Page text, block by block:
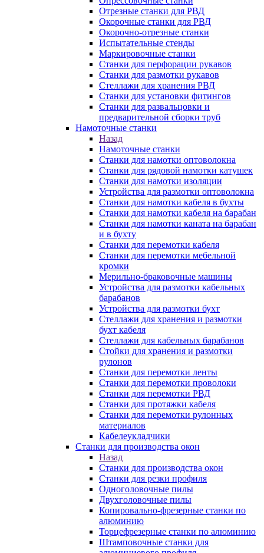
Отрезные станки для РВД
Окорочные станки для РВД
Окорочно-отрезные станки
Испытательные стенды
Маркировочные станки
Станки для перфорации рукавов
Станки для размотки рукавов
Стеллажи для хранения РВД
Станки для установки фитингов
Станки для развальцовки и
предварительной сборки труб
Намоточные станки
Назад
Намоточные станки
Станки для намотки оптоволокна
Станки для рядовой намотки катушек
Станки для намотки изоляции
Устройства для размотки оптоволокна
Станки для намотки кабеля в бухты
Станки для намотки кабеля на барабан
Станки для намотки каната на барабан
и в бухту
Станки для перемотки кабеля
Станки для перемотки мебельной
кромки
Мерильно-браковочные машины
Устройства для размотки кабельных
барабанов
Устройства для размотки бухт
Стеллажи для хранения и размотки
бухт кабеля
Стеллажи для кабельных барабанов
Стойки для хранения и размотки
рулонов
Станки для перемотки ленты
Станки для перемотки проволоки
Станки для перемотки РВД
Станки для протяжки кабеля
Станки для перемотки рулонных
материалов
Кабелеукладчики
Станки для производства окон
Назад
Станки для производства окон
Станки для резки профиля
Одноголовочные пилы
Двухголовочные пилы
Копировально-фрезерные станки по
алюминию
Торцефрезерные станки по алюминию
Штамповочные станки для